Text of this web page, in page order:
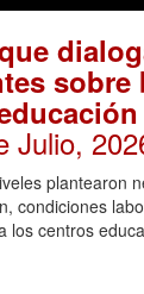
sobre
Julio,
plantearon
condiciones
los centros